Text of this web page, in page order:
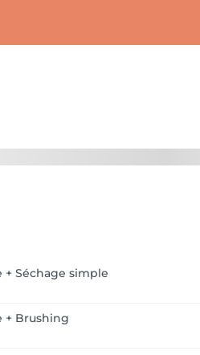
+ Séchage simple
+ Brushing